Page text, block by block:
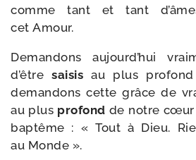
comme tant et tant
cet Amour.
Demandons aujourd’hui
d’être sai­sis au plus pro­fond
deman­dons cette grâce de
au plus pro­fond de notre cœur
bap­tême : « Tout à Dieu.
au Monde ».